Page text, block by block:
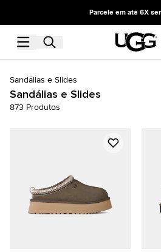
Parcele em até 6X
Sandálias e Slides
Sandálias e Slides
873 Produtos